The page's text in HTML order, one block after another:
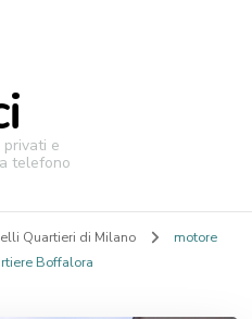
e
telefono
Quartieri di Milano
motore
Boffalora